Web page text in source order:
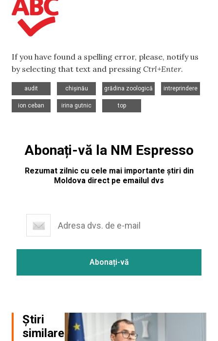
If you have found a spelling error, please, notify us
by selecting that text and pressing Ctrl+Enter.
audit
chișinău
grădina zoologică
intreprindere
ion ceban
irina gutnic
top
Abonați-vă la NM Espresso
Rezumat zilnic cu cele mai importante știri din
Moldova direct pe emailul dvs
Știri
similare